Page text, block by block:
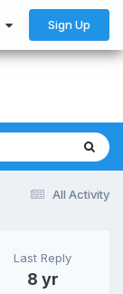
Sign Up
All Activity
Last Reply
8 yr